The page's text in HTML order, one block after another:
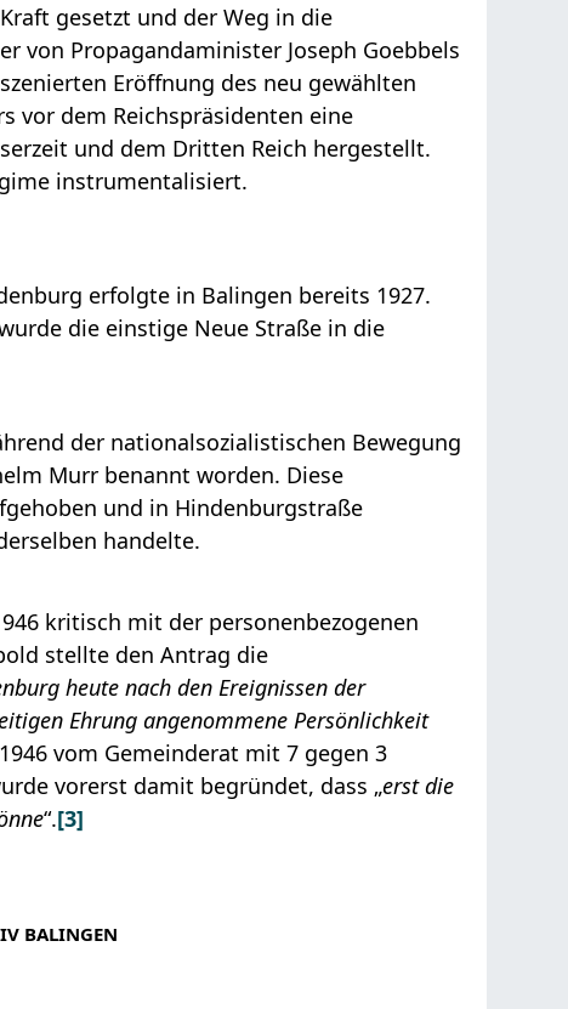
gesetzt und der Weg in die
von Propagandaminister Joseph Goebbels
Eröffnung des neu gewählten
vor dem Reichspräsidenten eine
und dem Dritten Reich hergestellt.
instrumentalisiert.
erfolgte in Balingen bereits 1927.
die einstige Neue Straße in die
der nationalsozialistischen Bewegung
Murr benannt worden. Diese
und in Hindenburgstraße
handelte.
kritisch mit der personenbezogenen
stellte den Antrag die
heute nach den Ereignissen der
Ehrung angenommene Persönlichkeit
vom Gemeinderat mit 7 gegen 3
vorerst damit begründet, dass „erst die
“.[3]
BALINGEN